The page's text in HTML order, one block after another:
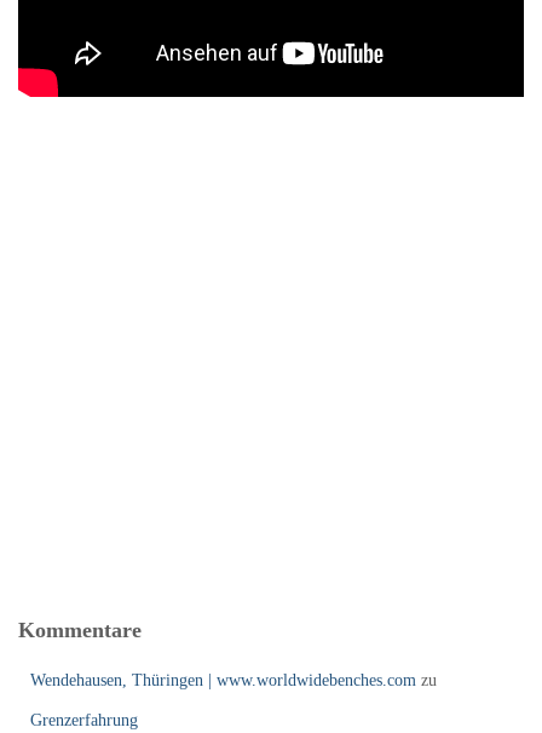
Kommentare
Wendehausen, Thüringen | www.worldwidebenches.com zu
Grenzerfahrung